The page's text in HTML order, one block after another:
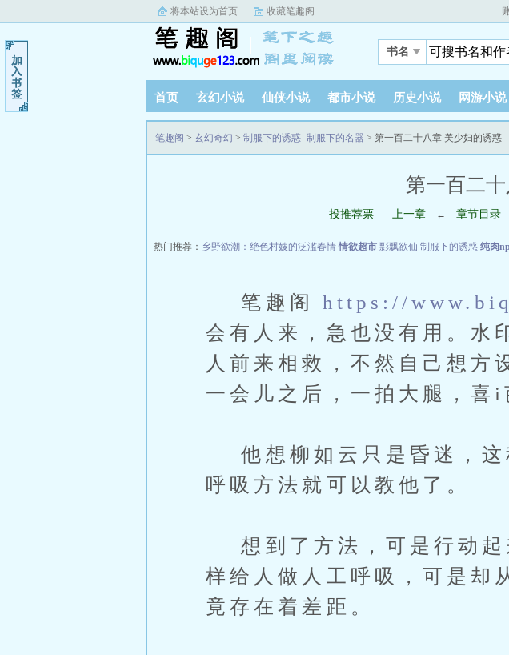
将本站设为首页 收藏笔趣阁
书名
首页 玄幻小说 仙侠小说 都市小说 历史小说 网游小说
笔趣阁 > 玄幻奇幻 > 制服下的诱惑- 制服下的名器 > 第一百二十八章 美少妇的诱惑
第一百二
投推荐票 上一章 ← 章节目录
热门推荐： 乡野欲潮：绝色村嫂的泛滥春情 情欲超市 彯飘欲仙 制服下的诱惑 纯肉
笔趣阁 https://
会有人来，急也没有用。
人前来相救，不然自己想方
一会儿之后，一拍大腿，喜i
他想柳如云只是昏迷，这
呼吸方法就可以教他了。
想到了方法，可是行动起
样给人做人工呼吸，可是却
竟存在着差距。